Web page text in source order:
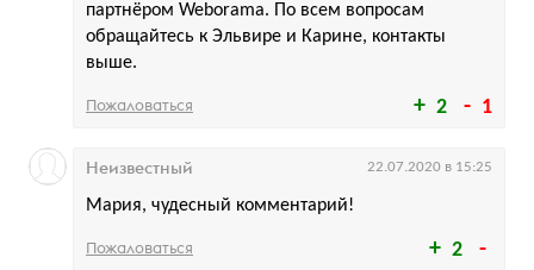
2 1
партнёром Weborama. По всем вопросам
обращайтесь к Эльвире и Карине, контакты
выше.
Пожаловаться
2
Мария, чудесный комментарий!
Неизвестный 22.07.2020 в 15:25
Пожаловаться